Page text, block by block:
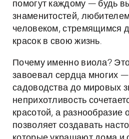
помогут каждому — будь
знаменитостей,
человеком, стремящимся
красок в свою жизнь.
Почему именно виола?
завоевал сердца многих
садоводства до мировых
неприхотливость
красотой, а разнообразие
позволяет создавать